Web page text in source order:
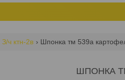
З/ч ктн-2в Шпонка тм 539а
ШПОНКА